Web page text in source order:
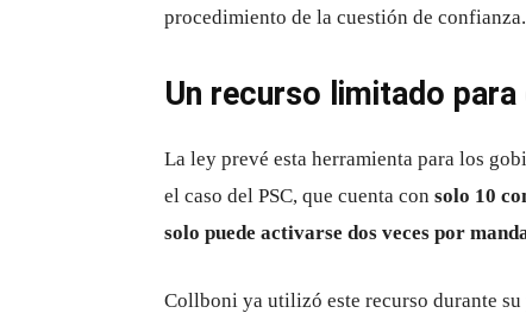
procedimiento de la cuestión de confianza.
Un recurso limitado
La ley prevé esta herramienta para los
el caso del PSC, que cuenta con solo 10
solo puede activarse dos veces por
Collboni ya utilizó este recurso durante